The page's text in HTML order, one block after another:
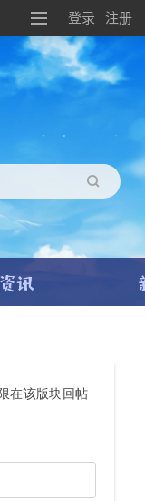
登录 注册
在该版块回帖